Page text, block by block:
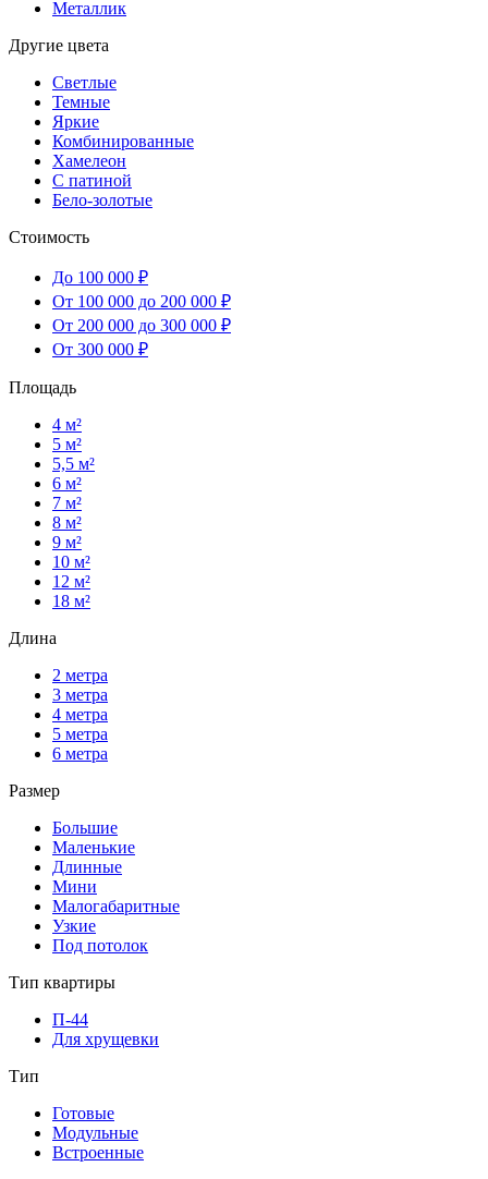
Металлик
Другие цвета
Светлые
Темные
Яркие
Комбинированные
Хамелеон
С патиной
Бело-золотые
Стоимость
До 100 000 ₽
От 100 000 до 200 000 ₽
От 200 000 до 300 000 ₽
От 300 000 ₽
Площадь
4 м²
5 м²
5,5 м²
6 м²
7 м²
8 м²
9 м²
10 м²
12 м²
18 м²
Длина
2 метра
3 метра
4 метра
5 метра
6 метра
Размер
Большие
Маленькие
Длинные
Мини
Малогабаритные
Узкие
Под потолок
Тип квартиры
П-44
Для хрущевки
Тип
Готовые
Модульные
Встроенные